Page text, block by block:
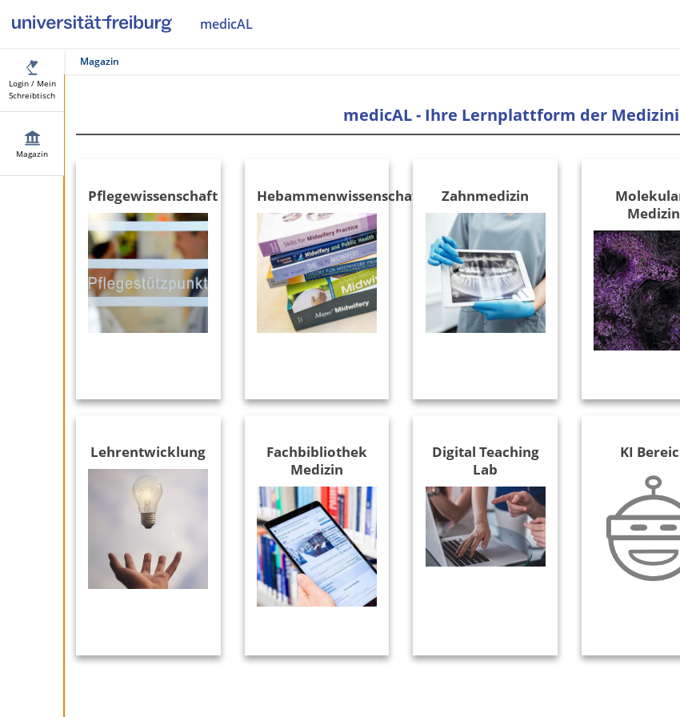
medicAL
Login / Mein
Schreibtisch
Magazin
Magazin
medicAL - Ihre Lernplattform der
Pflegewissenschaft Hebammenwissenschaft Zahnmedizin
Medizin
Lehrentwicklung
Fachbibliothek
Medizin
Digital Teaching
Lab
KI